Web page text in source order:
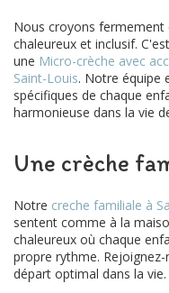
Nous croyons fermement
chaleureux et inclusif.
une Micro-crèche avec
Saint-Louis. Notre équipe
spécifiques de chaque
harmonieuse dans la vie
Une crèche
Notre creche familiale à
sentent comme à la
chaleureux où chaque
propre rythme.
départ optimal dans la vie.